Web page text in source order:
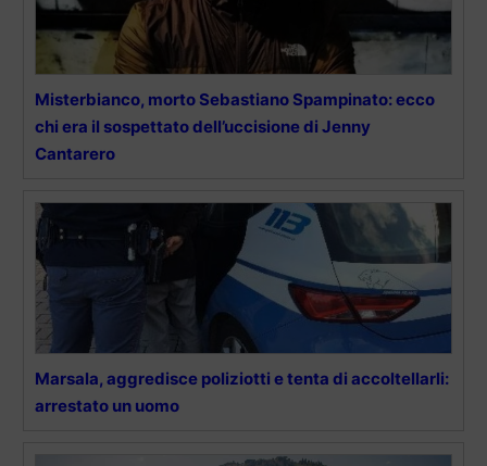
Misterbianco, morto Sebastiano Spampinato: ecco
chi era il sospettato dell’uccisione di Jenny
Cantarero
Marsala, aggredisce poliziotti e tenta di accoltellarli:
arrestato un uomo